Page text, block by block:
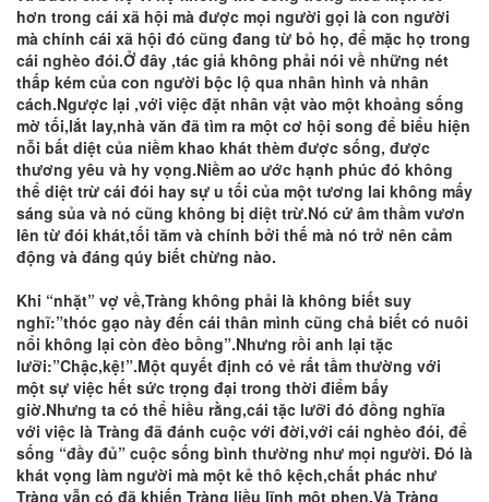
hơn trong cái xã hội mà được mọi người gọi là con người
mà chính cái xã hội đó cũng đang từ bỏ họ, để mặc họ trong
cái nghèo đói.Ở đây ,tác giả không phải nói về những nét
thấp kém của con người bộc lộ qua nhân hình và nhân
cách.Ngược lại ,với việc đặt nhân vật vào một khoảng sống
mờ tối,lắt lay,nhà văn đã tìm ra một cơ hội song để biểu hiện
nỗi bất diệt của niềm khao khát thèm được sống, được
thương yêu và hy vọng.Niềm ao ước hạnh phúc đó không
thể diệt trừ cái đói hay sự u tối của một tương lai không mấy
sáng sủa và nó cũng không bị diệt trừ.Nó cứ âm thầm vươn
lên từ đói khát,tối tăm và chính bởi thế mà nó trở nên cảm
động và đáng qúy biết chừng nào.
Khi “nhặt” vợ về,Tràng không phải là không biết suy
nghĩ:”thóc gạo này đến cái thân mình cũng chả biết có nuôi
nổi không lại còn đèo bồng”.Nhưng rồi anh lại tặc
lưỡi:”Chậc,kệ!”.Một quyết định có vẻ rất tầm thường với
một sự việc hết sức trọng đại trong thời điểm bấy
giờ.Nhưng ta có thể hiều rằng,cái tặc lưỡi đó đồng nghĩa
với việc là Tràng đã đánh cuộc với đời,với cái nghèo đói, để
sống “đầy đủ” cuộc sống bình thường như mọi người. Đó là
khát vọng làm người mà một kẻ thô kệch,chất phác như
Tràng vẫn có đã khiến Tràng liều lĩnh một phen.Và Tràng